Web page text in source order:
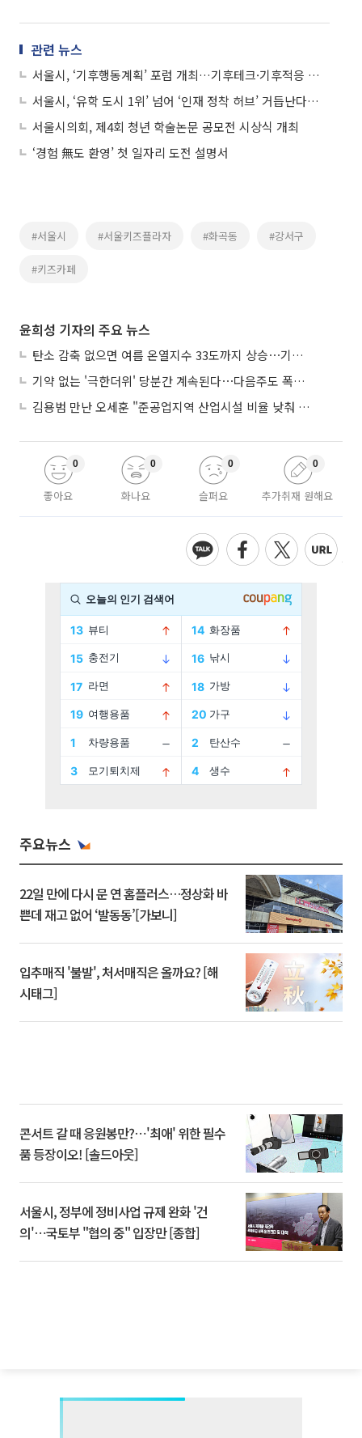
관련 뉴스
서울시, ‘기후행동계획’ 포럼 개최…기후테크·기후적응 대책 논의
서울시, ‘유학 도시 1위’ 넘어 ‘인재 정착 허브’ 거듭난다…“비자·규제 문턱 낮춰야”
서울시의회, 제4회 청년 학술논문 공모전 시상식 개최
‘경험 無도 환영’ 첫 일자리 도전 설명서
#서울시 #서울키즈플라자 #화곡동 #강서구
#키즈카페
윤희성 기자의 주요 뉴스
탄소 감축 없으면 여름 온열지수 33도까지 상승⋯기상청, 2100년 미래전망
기약 없는 '극한더위' 당분간 계속된다⋯다음주도 폭염·열대야 지속
김용범 만난 오세훈 "준공업지역 산업시설 비율 낮춰 공급 늘려야"
좋아요
0
화나요
0
슬퍼요
0
추가취재 원해요
0
주요뉴스
22일 만에 다시 문 연 홈플러스…정상화 바
쁜데 재고 없어 ‘발동동’[가보니]
입추매직 '불발', 처서매직은 올까요? [해
시태그]
콘서트 갈 때 응원봉만?⋯'최애' 위한 필수
품 등장이오! [솔드아웃]
서울시, 정부에 정비사업 규제 완화 '건
의'⋯국토부 "협의 중" 입장만 [종합]